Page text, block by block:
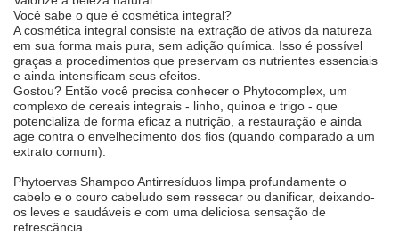
Você sabe o que é cosmética integral?
A cosmética integral consiste na extração de ativos da natureza
em sua forma mais pura, sem adição química. Isso é possível
graças a procedimentos que preservam os nutrientes essenciais
e ainda intensificam seus efeitos.
Gostou? Então você precisa conhecer o Phytocomplex, um
complexo de cereais integrais - linho, quinoa e trigo - que
potencializa de forma eficaz a nutrição, a restauração e ainda
age contra o envelhecimento dos fios (quando comparado a um
extrato comum).
Phytoervas Shampoo Antirresíduos limpa profundamente o
cabelo e o couro cabeludo sem ressecar ou danificar, deixando-
os leves e saudáveis e com uma deliciosa sensação de
refrescância.